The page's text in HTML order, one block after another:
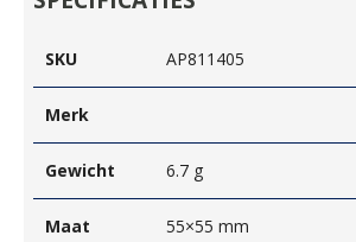
SKU AP811405
Merk
Gewicht 6.7 g
Maat 55×55 mm